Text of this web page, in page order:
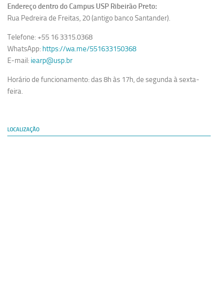
Endereço dentro do Campus USP Ribeirão Preto:
Rua Pedreira de Freitas, 20 (antigo banco Santander).
Telefone: +55 16 3315.0368
WhatsApp: https://wa.me/551633150368
E-mail: iearp@usp.br
Horário de funcionamento: das 8h às 17h, de segunda à sexta-
feira.
LOCALIZAÇÃO